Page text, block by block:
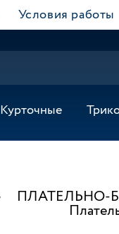
Условия работы
Курточные
ПЛАТЕЛЬНО-